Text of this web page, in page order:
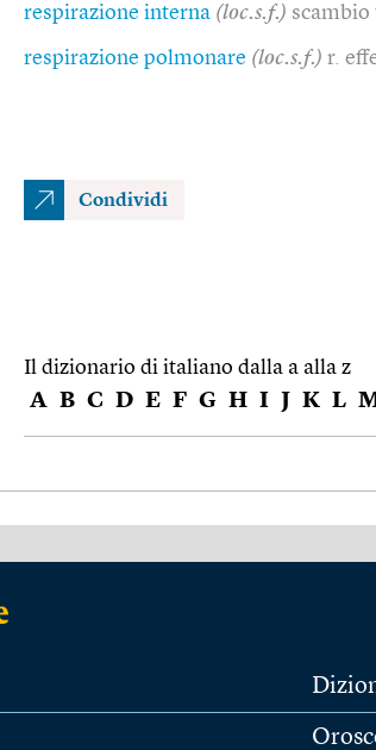
respirazione interna (loc.s.f.) scambio
respirazione polmonare (loc.s.f.) r.
Condividi
Il dizionario di italiano dalla a alla z
A B C D E F G H I J K L